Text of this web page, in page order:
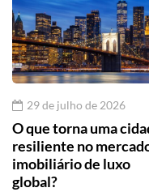
29 de julho de 2026
O que torna uma
resiliente no
imobiliário de luxo
global?